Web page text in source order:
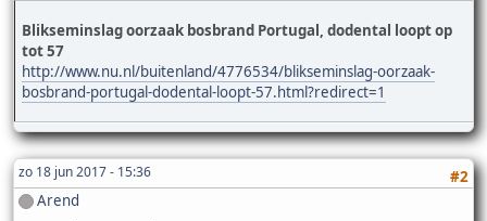
Blikseminslag oorzaak bosbrand Portugal, dodental loopt op
tot 57
http://www.nu.nl/buitenland/4776534/blikseminslag-oorzaak-
bosbrand-portugal-dodental-loopt-57.html?redirect=1
zo 18 jun 2017 - 15:36
#2
Arend